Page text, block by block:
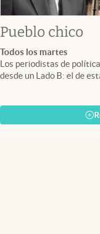
Pueblo chico
Todos los martes
Los periodistas de
desde un Lado B: el de